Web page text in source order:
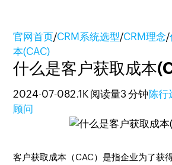
官网首页/CRM系统选型/CRM理念/
本(CAC)
什么是客户获取成本
2024-07-082.1K 阅读量3 分钟陈行
顾问
客户获取成本（CAC）是指企业为了获